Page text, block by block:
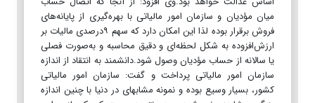
میان مؤدیان و سازمان امور مالیاتی با بهره‌گیری از پایانه‌های
فروش برقرار بوده لذا این امکان دارد که سهم ۹درصدی مالیات بر
ارزش‌افزوده به شکل لحظه‌ای و دقیق محاسبه و به‌صورت فصلی
یا سالانه از حساب مؤدیان وصول شود.دانشمند به انتقاد از اندازه
سازمان امور مالیاتی پرداخت و گفت: سازمان امور مالیاتی
کشور، بسیار وسیع بوده و نمونه مشابه‎ای در دنیا با چنین اندازه